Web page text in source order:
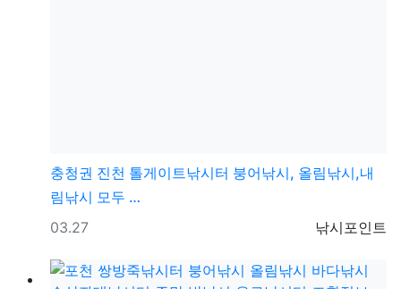
충청권 진천 톨게이트낚시터 붕어낚시, 올림낚시,내
림낚시 모두 …
등록자
낚시포인트
등록일
03.27